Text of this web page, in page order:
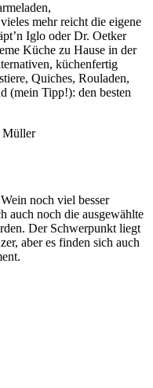
mehr reicht die eigene
Iglo oder Dr. Oetker
Küche zu Hause in der
küchenfertig
Quiches, Rouladen,
(mein Tipp!): den besten
noch viel besser
auch noch die ausgewählte
Der Schwerpunkt liegt
aber es finden sich auch